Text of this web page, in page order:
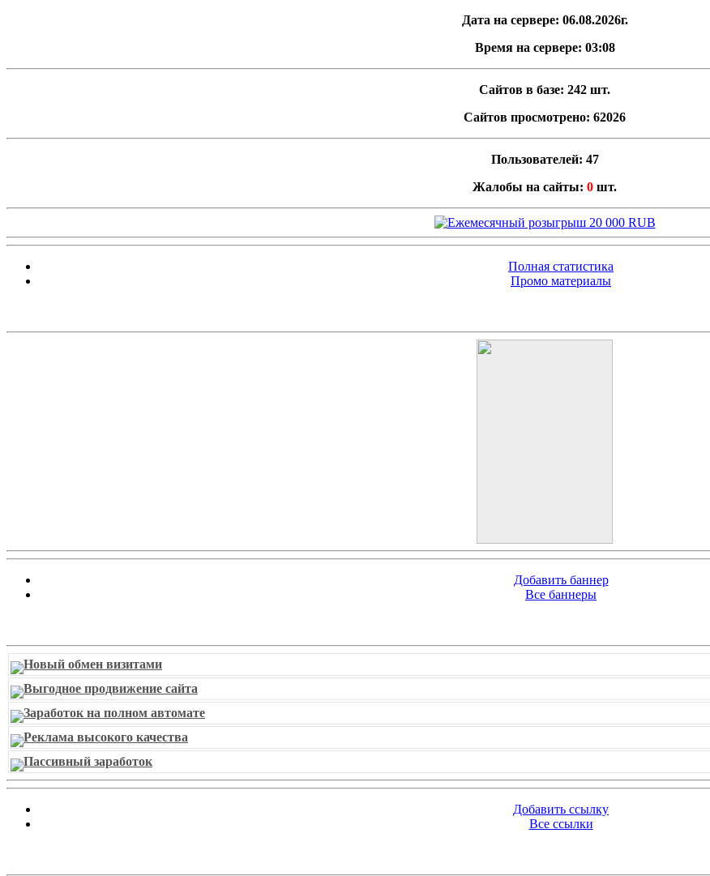
Дата на сервере: 06.08.2026г.
Время на сервере: 03:08
Сайтов в базе: 242 шт.
Сайтов просмотрено: 62026
Пользователей: 47
Жалобы на сайты: 0 шт.
Полная статистика
Промо материалы
Добавить баннер
Все баннеры
Новый обмен визитами
Выгодное продвижение сайта
Заработок на полном автомате
Реклама высокого качества
Пассивный заработок
Добавить ссылку
Все ссылки